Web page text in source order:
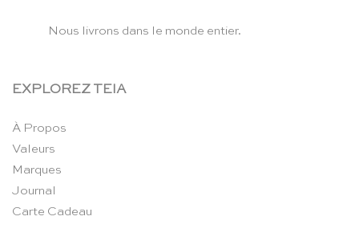
Nous livrons dans le monde entier.
EXPLOREZ TEIA
À Propos
Valeurs
Marques
Journal
Carte Cadeau